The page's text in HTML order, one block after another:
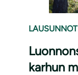
LAUSUNNOT
karhun